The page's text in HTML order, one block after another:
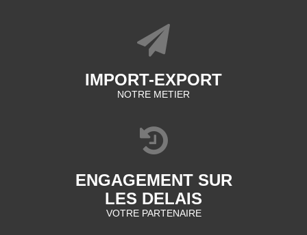
IMPORT-EXPORT
NOTRE METIER
ENGAGEMENT SUR
LES DELAIS
VOTRE PARTENAIRE